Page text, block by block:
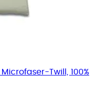
Twill, 100%